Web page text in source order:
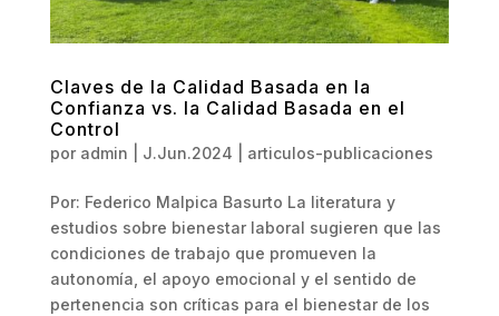
Claves de la Calidad Basada en la
Confianza vs. la Calidad Basada en el
Control
por admin J.Jun.2024 articulos-publicaciones
Por: Federico Malpica Basurto La literatura y
estudios sobre bienestar laboral sugieren que las
condiciones de trabajo que promueven la
autonomía, el apoyo emocional y el sentido de
pertenencia son críticas para el bienestar de los